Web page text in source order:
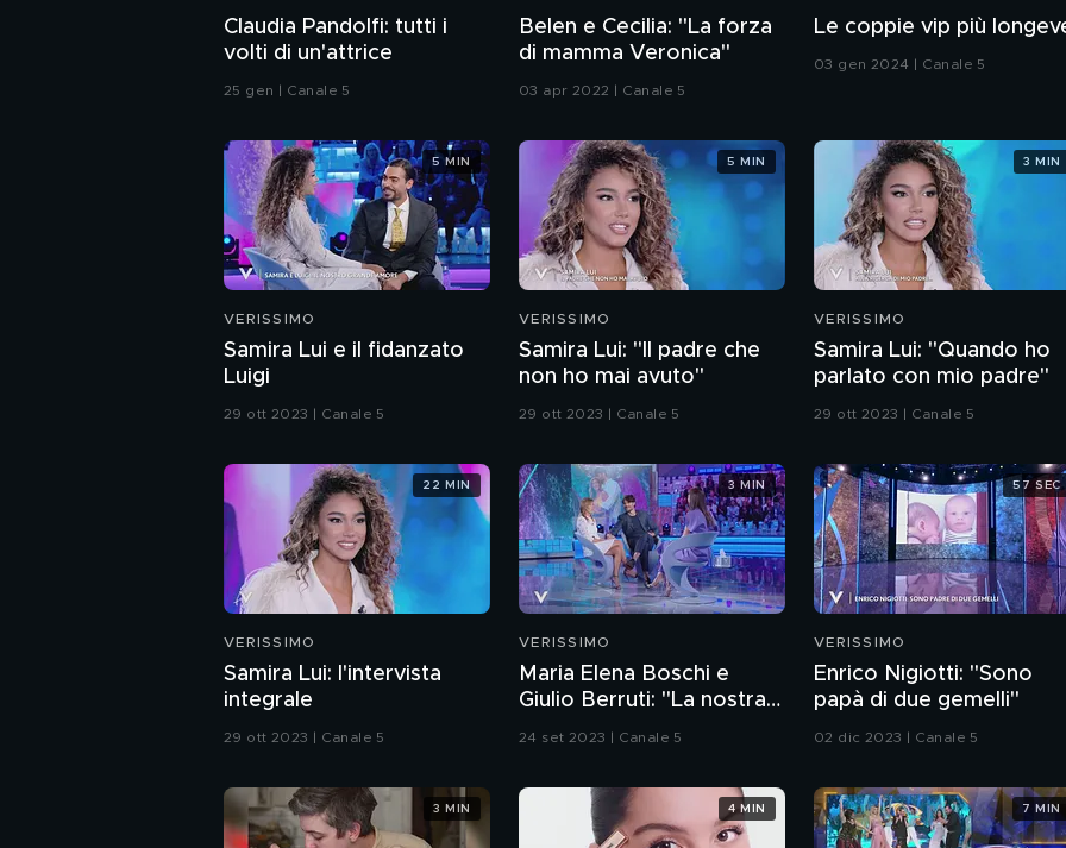
Claudia Pandolfi: tutti i
volti di un'attrice
25 gen | Canale 5
Belen e Cecilia: "La forza
di mamma Veronica"
03 apr 2022 | Canale 5
Le coppie vip più
03 gen 2024 | Canale 5
VERISSIMO
Samira Lui e il fidanzato
Luigi
29 ott 2023 | Canale 5
5 MIN
VERISSIMO
Samira Lui: "Il padre che
non ho mai avuto"
29 ott 2023 | Canale 5
5 MIN
VERISSIMO
Samira Lui: "Quando ho
parlato con mio padre"
29 ott 2023 | Canale 5
3 MIN
VERISSIMO
Samira Lui: l'intervista
integrale
29 ott 2023 | Canale 5
22 MIN
VERISSIMO
Maria Elena Boschi e
Giulio Berruti: "La nostra
storia d'amore"
24 set 2023 | Canale 5
3 MIN
VERISSIMO
Enrico Nigiotti: "Sono
papà di due gemelli"
02 dic 2023 | Canale 5
57 SEC
3 MIN 4 MIN 7 MIN